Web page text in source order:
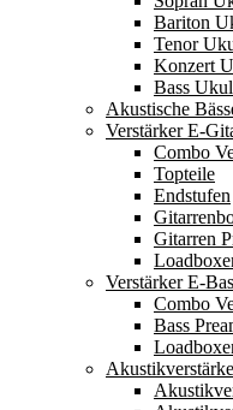
Bariton
Tenor
Konzert
Bass
Akustische
Verstärker E-
Combo
Topteile
Endstufen
Gitarren
Verstärker E-
Combo
Bass